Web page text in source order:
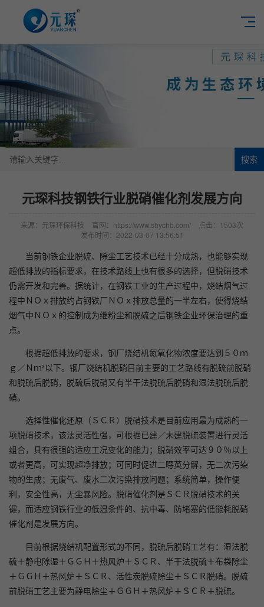
搜索
元琛科技钢铁行业脱硝催化剂发展方向
来源：元琛环保科技 官网：https://www.shychb.com/
点击：1503次
发布时间：2022-03-07 13:56:51
当前钢铁企业脱硫、除尘工艺技术已经十分成熟，也能够实现
超低排放的指标要求，在技术路线上也有很多的选择，但脱硝技术
仍需开发和完善。据统计，在钢铁工业的生产过程中，烧结烟气过
程中ＮＯｘ排放约占钢铁厂ＮＯｘ排放总量的一半左右，使得烧结
烟气中ＮＯｘ的控制成为继粉尘和脱硫之后钢铁企业环保治理的重
点。
根据超低排放的要求，钢厂烧结机氮氧化物浓度要达到５０ｍ
ｇ／Ｎｍ³以下。钢厂烧结机脱硝目前主要的工艺路线有脱硫前脱硝
和脱硫后脱硝，脱硫后脱硝又有半干法脱硫后脱硝和湿法脱硫后脱
硝。
选择性催化还原（ＳＣＲ）脱硝技术是目前应用最为成熟的一
项脱硝技术，该法灵活性强，可根据已建／未建脱硫装置进行灵活
组合，具有很强的适应工况变化的能力；脱硝效率可达９０％以上
或者更高，可实现超净排放；可同时促进二噁英分解，无二次污染
物的生成；无废气、废水二次污染排放问题；系统简单，操作便
利，安全性高，无尘暴风险。脱硝催化剂是ＳＣＲ脱硝技术的关
键，而适应钢铁行业的低温条件的、抗中毒、防堵塞的低能耗脱硝
催化剂是发展方向。
目前根据烧结机配置形式的不同，脱硫后脱硝工艺有：湿法脱
硫＋静电除湿＋ＧＧＨ＋热风炉＋ＳＣＲ、半干法脱硫＋布袋除尘
＋ＧＧＨ＋热风炉＋ＳＣＲ、活性炭脱硫除尘＋ＳＣＲ脱硝。脱硫
前脱硝工艺主要为静电除尘＋ＧＧＨ＋热风炉＋ＳＣＲ＋脱硫。